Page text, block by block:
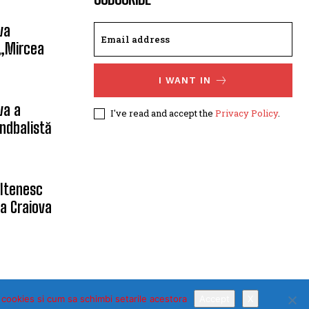
a
Craiova
I WANT IN
I've read and accept the Privacy Policy.
si cum sa schimbi setarile acestora